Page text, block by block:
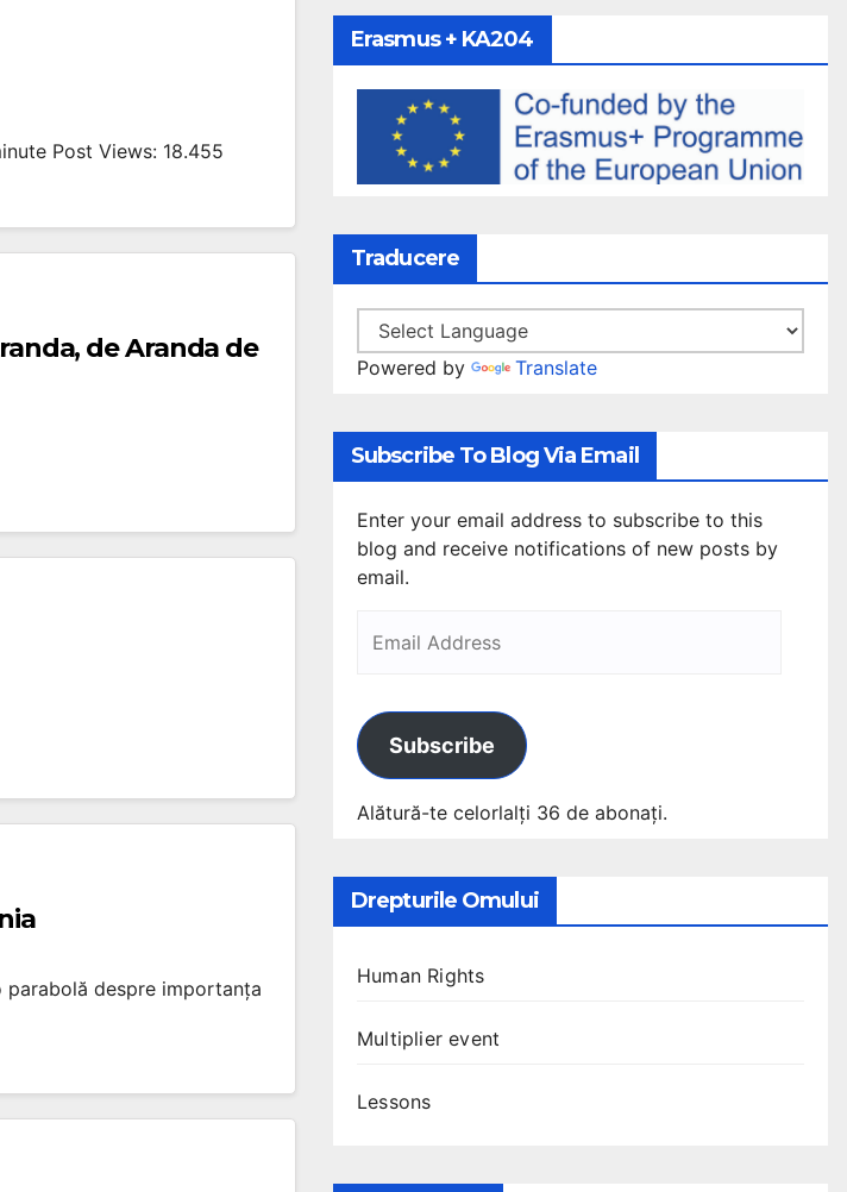
Post Views: 18.455
de Aranda de
despre importanța
Erasmus + KA204
Traducere
Powered by Translate
Subscribe To Blog Via Email
Enter your email address to subscribe to this
blog and receive notifications of new posts by
email.
Subscribe
Alătură-te celorlalți 36 de abonați.
Drepturile Omului
Human Rights
Multiplier event
Lessons